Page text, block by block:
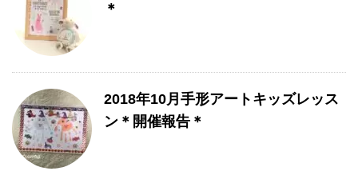
＊
2018年10月手形アートキッズレッス
ン＊開催報告＊